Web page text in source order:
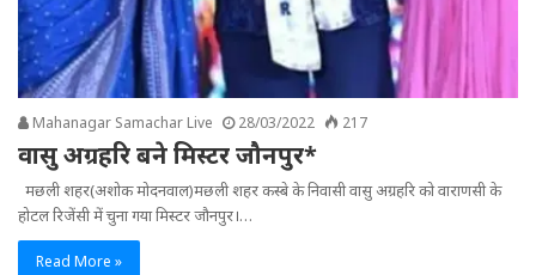
Mahanagar Samachar Live 28/03/2022 217
वासु अग्रहरि बने मिस्टर जौनपुर*
मछली शहर(अशोक मोदनवाल)मछली शहर कस्बे के निवासी वासु अग्रहरि को वाराणसी के
होटल रिजेंसी में चुना गया मिस्टर जौनपुर।…
Read More »